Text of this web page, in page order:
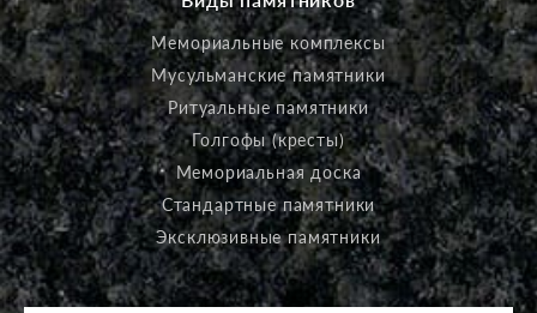
Мемориальные комплексы
Мусульманские памятники
Ритуальные памятники
Голгофы (кресты)
Мемориальная доска
Стандартные памятники
Эксклюзивные памятники